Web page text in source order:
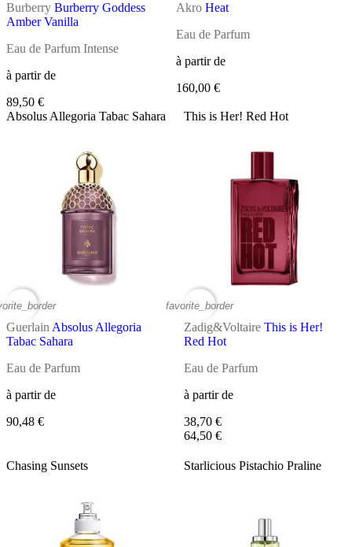
Burberry Burberry Goddess
Amber Vanilla
Eau de Parfum Intense
à partir de
89,50 €
Akro Heat
Eau de Parfum
à partir de
160,00 €
Absolus Allegoria Tabac Sahara
Guerlain Absolus Allegoria
Tabac Sahara
Eau de Parfum
à partir de
90,48 €
This is Her! Red Hot
favorite_border
Zadig&Voltaire This is Her!
Red Hot
Eau de Parfum
à partir de
38,70 €
64,50 €
Chasing Sunsets Starlicious Pistachio Praline